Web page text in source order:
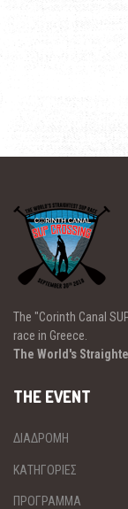
The "Corinth Canal
race in Greece.
The World's
THE EVENT
ΔΙΑΔΡΟΜΗ
ΚΑΤΗΓΟΡΙΕΣ
ΠΡΟΓΡΑΜΜΑ